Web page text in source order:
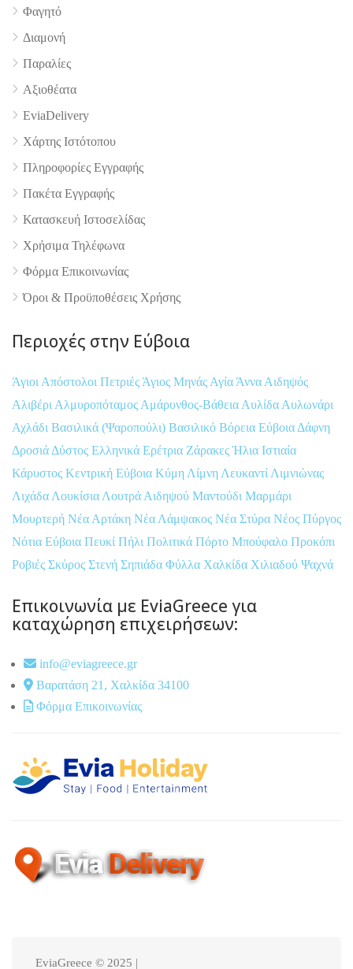
4.9
Φαγητό
Διαμονή
Παραλίες
Αξιοθέατα
EviaDelivery
Χάρτης Ιστότοπου
Πληροφορίες Εγγραφής
Πακέτα Εγγραφής
Κατασκευή Ιστοσελίδας
Χρήσιμα Τηλέφωνα
Φόρμα Επικοινωνίας
Όροι & Προϋποθέσεις Xρήσης
Περιοχές στην Εύβοια
Άγιοι Απόστολοι Πετριές Άγιος Μηνάς Αγία Άννα Αιδηψός
Αλιβέρι Αλμυροπόταμος Αμάρυνθος-Βάθεια Αυλίδα Αυλωνάρι
Αχλάδι Βασιλικά (Ψαροπούλι) Βασιλικό Βόρεια Εύβοια Δάφνη
Δροσιά Δύστος Ελληνικά Ερέτρια ΖάρακεςΉλια Ιστιαία
Κάρυστος Κεντρική Εύβοια Κύμη Λίμνη Λευκαντί Λιμνιώνας
Λιχάδα Λουκίσια Λουτρά Αιδηψού Μαντούδι Μαρμάρι
Μουρτερή Νέα Αρτάκη Νέα Λάμψακος Νέα Στύρα Νέος Πύργος
Νότια Εύβοια Πευκί Πήλι Πολιτικά Πόρτο Μπούφαλο Προκόπι
Ροβιές Σκύρος Στενή Σηπιάδα Φύλλα Χαλκίδα Χιλιαδού Ψαχνά
Επικοινωνία με EviaGreece για
καταχώρηση επιχειρήσεων:
info@eviagreece.gr
Βαρατάση 21, Χαλκίδα 34100
Φόρμα Επικοινωνίας
EviaGreece © 2025 |